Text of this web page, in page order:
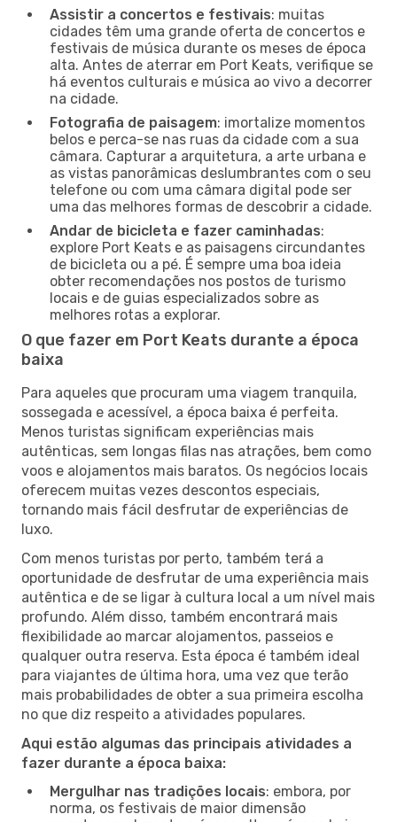
Assistir a concertos e festivais: muitas
cidades têm uma grande oferta de concertos e
festivais de música durante os meses de época
alta. Antes de aterrar em Port Keats, verifique se
há eventos culturais e música ao vivo a decorrer
na cidade.
Fotografia de paisagem: imortalize momentos
belos e perca-se nas ruas da cidade com a sua
câmara. Capturar a arquitetura, a arte urbana e
as vistas panorâmicas deslumbrantes com o seu
telefone ou com uma câmara digital pode ser
uma das melhores formas de descobrir a cidade.
Andar de bicicleta e fazer caminhadas:
explore Port Keats e as paisagens circundantes
de bicicleta ou a pé. É sempre uma boa ideia
obter recomendações nos postos de turismo
locais e de guias especializados sobre as
melhores rotas a explorar.
O que fazer em Port Keats durante a época
baixa
Para aqueles que procuram uma viagem tranquila,
sossegada e acessível, a época baixa é perfeita.
Menos turistas significam experiências mais
autênticas, sem longas filas nas atrações, bem como
voos e alojamentos mais baratos. Os negócios locais
oferecem muitas vezes descontos especiais,
tornando mais fácil desfrutar de experiências de
luxo.
Com menos turistas por perto, também terá a
oportunidade de desfrutar de uma experiência mais
autêntica e de se ligar à cultura local a um nível mais
profundo. Além disso, também encontrará mais
flexibilidade ao marcar alojamentos, passeios e
qualquer outra reserva. Esta época é também ideal
para viajantes de última hora, uma vez que terão
mais probabilidades de obter a sua primeira escolha
no que diz respeito a atividades populares.
Aqui estão algumas das principais atividades a
fazer durante a época baixa:
Mergulhar nas tradições locais: embora, por
norma, os festivais de maior dimensão